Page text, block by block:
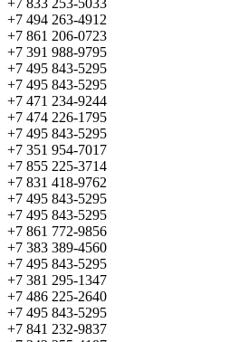
+7 833 253-5033
+7 494 263-4912
+7 861 206-0723
+7 391 988-9795
+7 495 843-5295
+7 495 843-5295
+7 471 234-9244
+7 474 226-1795
+7 495 843-5295
+7 351 954-7017
+7 855 225-3714
+7 831 418-9762
+7 495 843-5295
+7 495 843-5295
+7 861 772-9856
+7 383 389-4560
+7 495 843-5295
+7 381 295-1347
+7 486 225-2640
+7 495 843-5295
+7 841 232-9837